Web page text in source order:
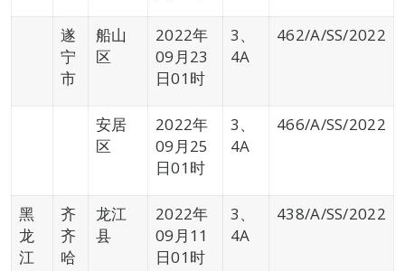
遂
宁
市
船山
区
2022年
09月23
日01时
3、
4A
462/A/SS/2022
安居
区
2022年
09月25
日01时
3、
4A
466/A/SS/2022
黑
龙
江
齐
齐
哈
龙江
县
2022年
09月11
日01时
3、
4A
438/A/SS/2022